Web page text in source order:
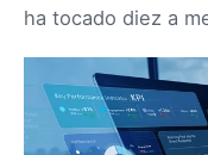
ha tocado diez a